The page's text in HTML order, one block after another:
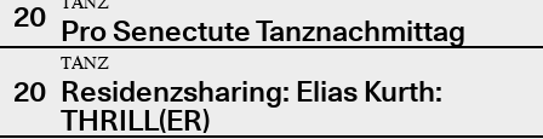
20 Pro Senectute Tanznachmittag
20
TANZ
Residenzsharing: Elias Kurth:
THRILL(ER)